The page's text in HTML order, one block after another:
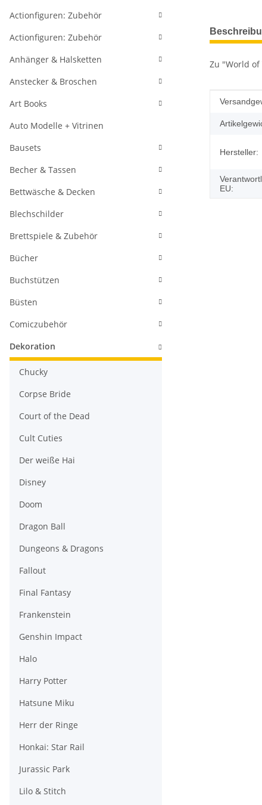
weitere
Zu "World
Wert
Hersteller:
EU:
Actionfiguren: Zubehör
Actionfiguren: Zubehör
Anhänger & Halsketten
Anstecker & Broschen
Art Books
Auto Modelle + Vitrinen
Bausets
Becher & Tassen
Bettwäsche & Decken
Blechschilder
Brettspiele & Zubehör
Bücher
Buchstützen
Büsten
Comiczubehör
Dekoration
Chucky
Corpse Bride
Court of the Dead
Cult Cuties
Der weiße Hai
Disney
Doom
Dragon Ball
Dungeons & Dragons
Fallout
Final Fantasy
Frankenstein
Genshin Impact
Halo
Harry Potter
Hatsune Miku
Herr der Ringe
Honkai: Star Rail
Jurassic Park
Lilo & Stitch